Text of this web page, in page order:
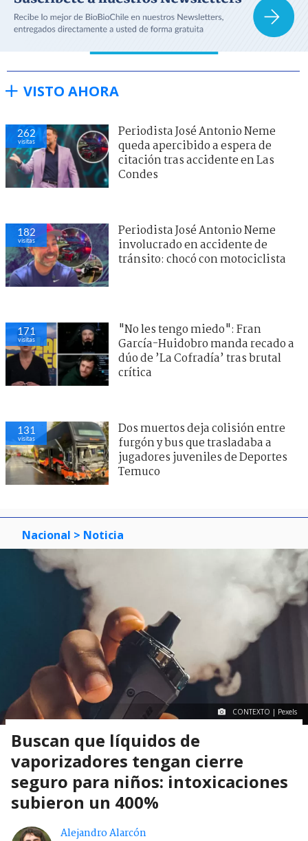
VISTO AHORA
262
visitas
Periodista José Antonio Neme
queda apercibido a espera de
citación tras accidente en Las
Condes
182
visitas
Periodista José Antonio Neme
involucrado en accidente de
tránsito: chocó con motociclista
171
visitas
"No les tengo miedo": Fran
García-Huidobro manda recado a
dúo de ’La Cofradía’ tras brutal
crítica
131
visitas
Dos muertos deja colisión entre
furgón y bus que trasladaba a
jugadores juveniles de Deportes
Temuco
Nacional > Noticia
CONTEXTO | Pexels
Buscan que líquidos de
vaporizadores tengan cierre
seguro para niños: intoxicaciones
subieron un 400%
Alejandro Alarcón